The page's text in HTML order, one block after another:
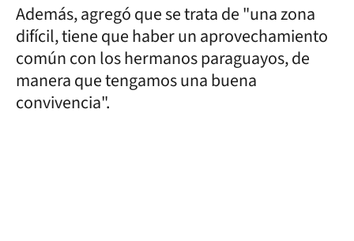
Además, agregó que se trata de "una zona
difícil, tiene que haber un aprovechamiento
común con los hermanos paraguayos, de
manera que tengamos una buena
convivencia".